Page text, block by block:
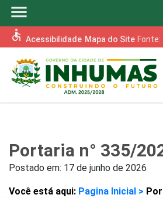
menu
accessible Acessibilidade Mapa do Site Fonte:
Portaria n° 335/
Postado em: 17 de junho de 2026
Você está aqui: Pagina Inicial >